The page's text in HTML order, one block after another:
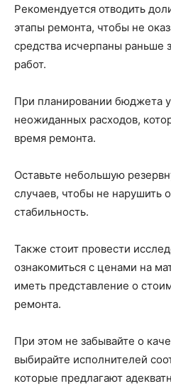
Рекомендуется отводить
этапы ремонта, чтобы не
средства исчерпаны раньше
работ.
При планировании бюджета
неожиданных расходов,
время ремонта.
Оставьте небольшую
случаев, чтобы не нарушить
стабильность.
Также стоит провести
ознакомиться с ценами на
иметь представление о
ремонта.
При этом не забывайте о
выбирайте исполнителей
которые предлагают